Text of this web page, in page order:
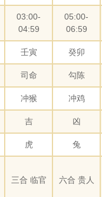
03:00-
04:59
05:00-
06:59
壬寅 癸卯
司命 勾陈
冲猴 冲鸡
吉 凶
虎 兔
三合 临官 六合 贵人